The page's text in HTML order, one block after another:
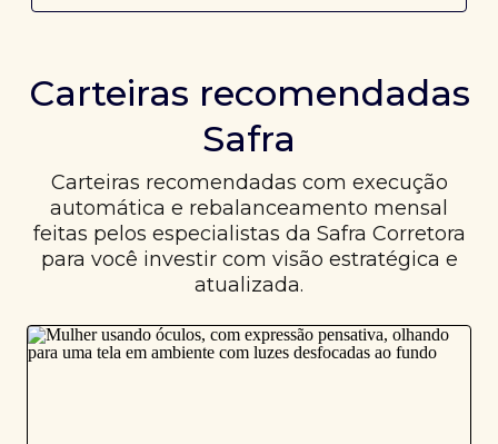
Carteiras recomendadas
Safra
Carteiras recomendadas com execução
automática e rebalanceamento mensal
feitas pelos especialistas da Safra Corretora
para você investir com visão estratégica e
atualizada.